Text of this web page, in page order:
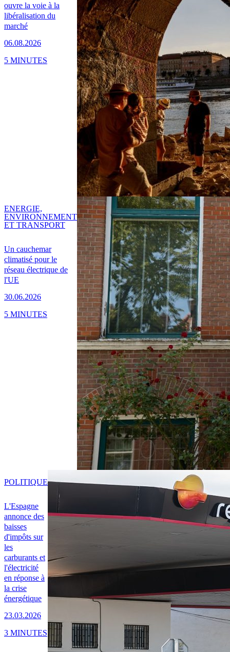
ouvre la voie à la
libéralisation du
marché
06.08.2026
5 MINUTES
Un cauchemar
climatisé pour le
réseau électrique de
l'UE
30.06.2026
ENERGIE,
ENVIRONNEMENT
ET TRANSPORT
5 MINUTES
L'Espagne
annonce des
baisses
d'impôts sur
les
carburants et
l'électricité
en réponse à
la crise
énergétique
23.03.2026
POLITIQUE
3 MINUTES